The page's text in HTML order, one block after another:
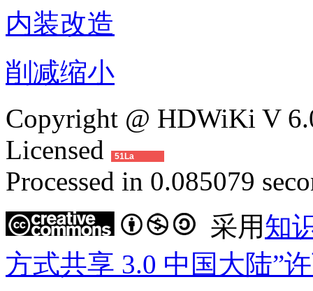
内装改造
削减缩小
Copyright @ HDWiKi V
Licensed
51La
Processed in 0.085079
采用知
方式共享 3.0 中国大陆”